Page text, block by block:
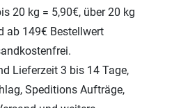
20 kg = 5,90€, über 20 kg
ab 149€ Bestellwert
Lieferzeit 3 bis 14 Tage,
Speditions Aufträge,